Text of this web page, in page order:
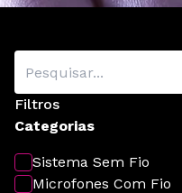
Filtros
Categorias
Sistema Sem Fio
Microfones Com Fio